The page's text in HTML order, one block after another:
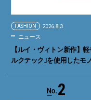
FASHION 2026.8.3
ニュース
【ルイ・ヴィトン新作】
ルクテック｣を使用したモ
2